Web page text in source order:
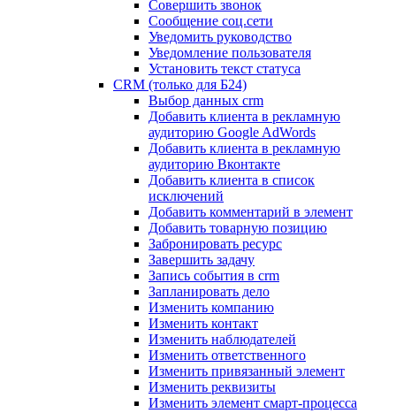
Совершить звонок
Сообщение соц.сети
Уведомить руководство
Уведомление пользователя
Установить текст статуса
CRM (только для Б24)
Выбор данных crm
Добавить клиента в рекламную
аудиторию Google AdWords
Добавить клиента в рекламную
аудиторию Вконтакте
Добавить клиента в список
исключений
Добавить комментарий в элемент
Добавить товарную позицию
Забронировать ресурс
Завершить задачу
Запись события в crm
Запланировать дело
Изменить компанию
Изменить контакт
Изменить наблюдателей
Изменить ответственного
Изменить привязанный элемент
Изменить реквизиты
Изменить элемент смарт-процесса